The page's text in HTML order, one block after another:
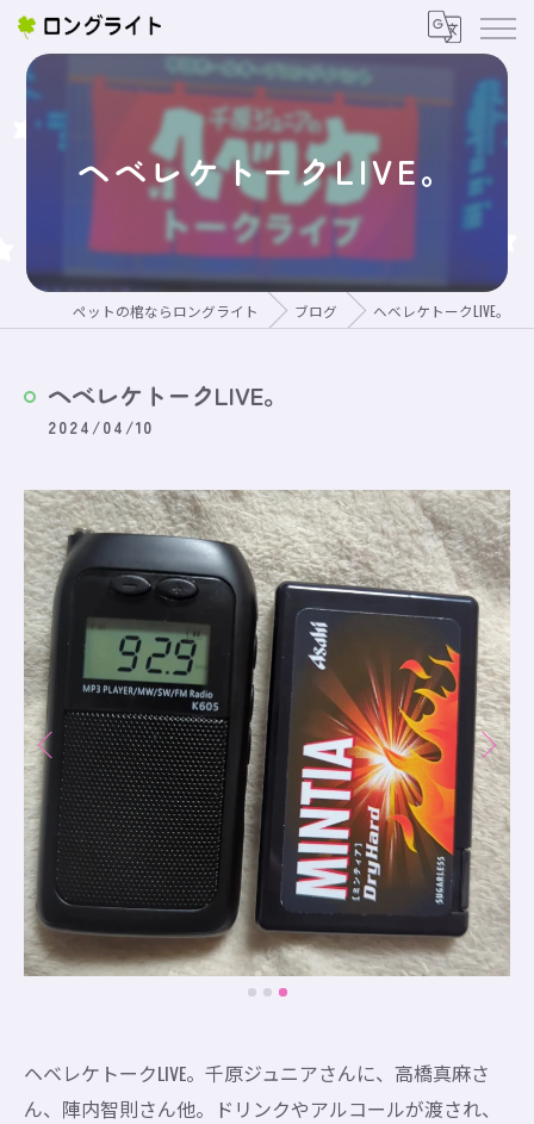
ヘベレケトークLIVE。
ペットの棺ならロングライト ブログ ヘベレケトークLIVE。
ヘベレケトークLIVE。
2024/04/10
ヘベレケトークLIVE。千原ジュニアさんに、高橋真麻さ
ん、陣内智則さん他。ドリンクやアルコールが渡され、